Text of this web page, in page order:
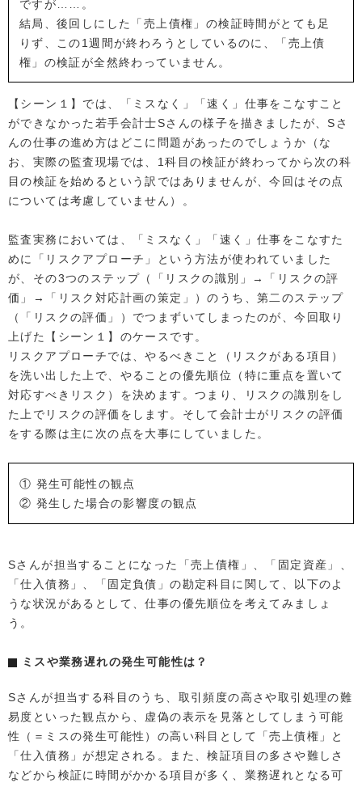
ですが……。
結局、後回しにした「売上債権」の検証時間がとても足
りず、この1週間が終わろうとしているのに、「売上債
権」の検証が全然終わっていません。
【シーン１】では、「ミスなく」「速く」仕事をこなすこと
ができなかった若手会計士Sさんの様子を描きましたが、Sさ
んの仕事の進め方はどこに問題があったのでしょうか（な
お、実際の監査現場では、1科目の検証が終わってから次の科
目の検証を始めるという訳ではありませんが、今回はその点
については考慮していません）。
監査実務においては、「ミスなく」「速く」仕事をこなすた
めに「リスクアプローチ」という方法が使われていました
が、その3つのステップ（「リスクの識別」→「リスクの評
価」→「リスク対応計画の策定」）のうち、第二のステップ
（「リスクの評価」）でつまずいてしまったのが、今回取り
上げた【シーン１】のケースです。
リスクアプローチでは、やるべきこと（リスクがある項目）
を洗い出した上で、やることの優先順位（特に重点を置いて
対応すべきリスク）を決めます。つまり、リスクの識別をし
た上でリスクの評価をします。そして会計士がリスクの評価
をする際は主に次の点を大事にしていました。
① 発生可能性の観点
② 発生した場合の影響度の観点
Sさんが担当することになった「売上債権」、「固定資産」、
「仕入債務」、「固定負債」の勘定科目に関して、以下のよ
うな状況があるとして、仕事の優先順位を考えてみましょ
う。
ミスや業務遅れの発生可能性は？
Sさんが担当する科目のうち、取引頻度の高さや取引処理の難
易度といった観点から、虚偽の表示を見落としてしまう可能
性（＝ミスの発生可能性）の高い科目として「売上債権」と
「仕入債務」が想定される。また、検証項目の多さや難しさ
などから検証に時間がかかる項目が多く、業務遅れとなる可